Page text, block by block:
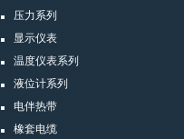
压力系列
显示仪表
温度仪表系列
液位计系列
电伴热带
橡套电缆